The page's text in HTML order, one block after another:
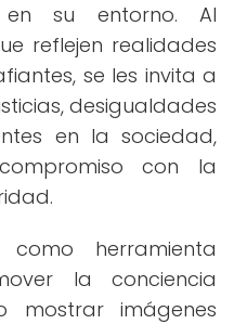
su entorno. Al
reflejen realidades
se les invita a
desigualdades
en la sociedad,
con la
herramienta
la conciencia
mostrar imágenes